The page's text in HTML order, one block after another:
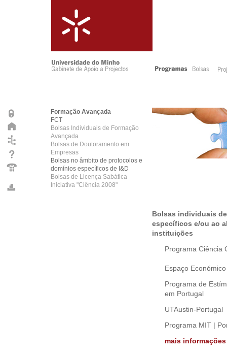
Formação Avançada
FCT
Bolsas Individuais de Formação
Avançada
Bolsas de Doutoramento em
Empresas
Bolsas no âmbito de protocolos e
domínios específicos de I&D
Bolsas de Licença Sabática
Iniciativa "Ciência 2008"
Bolsas individuais
específicos e/ou ao
instituições
Programa Ciência
Espaço
Programa de
em Portugal
UTAustin-Portugal
Programa MIT |
mais informações